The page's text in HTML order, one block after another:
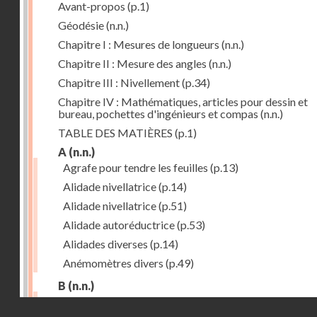
Avant-propos (p.1)
Géodésie(n.n.)
Chapitre I : Mesures de longueurs (n.n.)
Chapitre II : Mesure des angles (n.n.)
Chapitre III : Nivellement(p.34)
Chapitre IV : Mathématiques, articles pour dessin et
bureau, pochettes d'ingénieurs et compas (n.n.)
TABLE DES MATIÈRES (p.1)
A (n.n.)
Agrafe pour tendre les feuilles (p.13)
Alidade nivellatrice(p.14)
Alidade nivellatrice(p.51)
Alidade autoréductrice(p.53)
Alidades diverses (p.14)
Anémomètres divers (p.49)
B (n.n.)
Barème graphique(p.53)